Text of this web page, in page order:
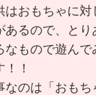
はおもちゃに対
あるので、とり
なもので遊んで
！！
なのは「おもち